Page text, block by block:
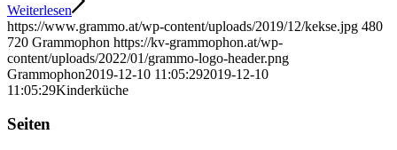
Weiterlesen
https://www.grammo.at/wp-content/uploads/2019/12/kekse.jpg 480
720 Grammophon https://kv-grammophon.at/wp-
content/uploads/2022/01/grammo-logo-header.png
Grammophon2019-12-10 11:05:292019-12-10
11:05:29Kinderküche
Seiten